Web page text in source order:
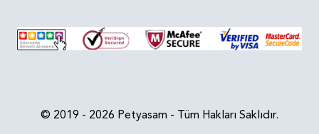
© 2019 - 2026 Petyasam - Tüm Hakları Saklıdır.